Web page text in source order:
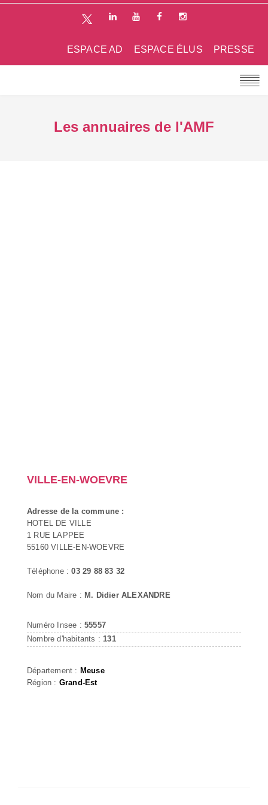
PRESSE
ESPACE ÉLUS
ESPACE AD
Les annuaires de l'AMF
VILLE-EN-WOEVRE
Adresse de la commune :
HOTEL DE VILLE
1 RUE LAPPEE
55160 VILLE-EN-WOEVRE
Téléphone :03 29 88 83 32
Nom du Maire : M. Didier ALEXANDRE
Numéro Insee : 55557
Nombre d'habitants : 131
Département : Meuse
Région : Grand-Est